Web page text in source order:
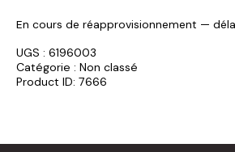
En cours de réapprovisionnement —
UGS : 6196003
Catégorie : Non classé
Product ID: 7666